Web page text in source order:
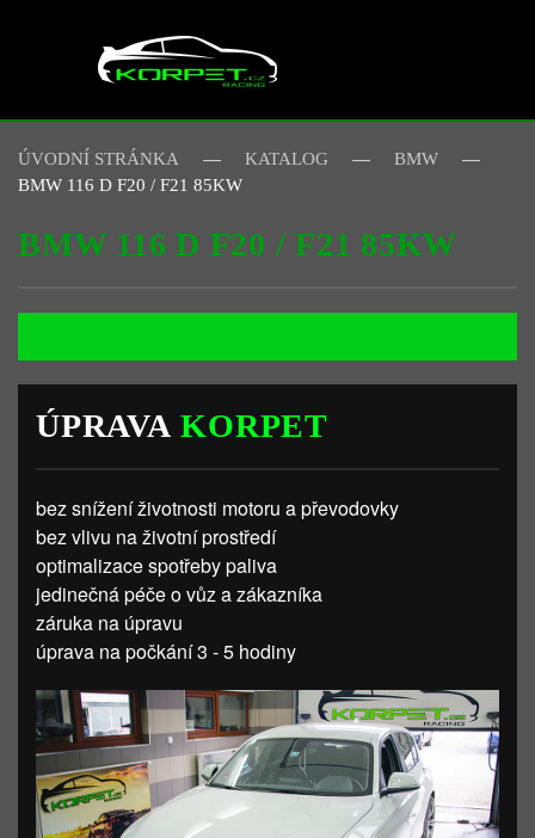
Skip to main content
ÚVODNÍ STRÁNKA KATALOG
BMW
BMW 116 D F20 / F21 85KW
BMW 116 D F20 / F21 85KW
ÚPRAVAKORPET
bez snížení životnosti motoru a převodovky
bez vlivu na životní prostředí
optimalizace spotřeby paliva
jedinečná péče o vůz a zákazníka
záruka na úpravu
úprava na počkání 3 - 5 hodiny